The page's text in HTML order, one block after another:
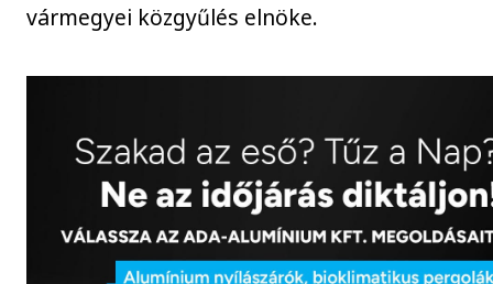
vármegyei közgyűlés elnöke.